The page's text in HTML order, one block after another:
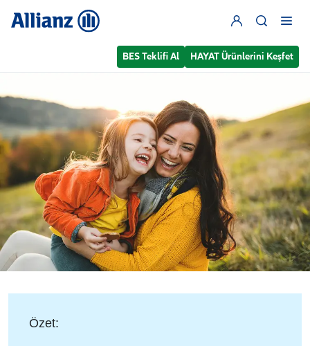
BES Teklifi Al HAYAT Ürünlerini Keşfet
Özet: